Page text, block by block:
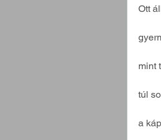
Ott
mint
túl
a